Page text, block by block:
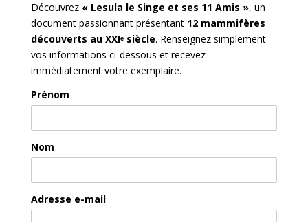
Découvrez « Lesula le Singe et ses 11 Amis », un
document passionnant présentant 12 mammifères
découverts au XXIᵉ siècle. Renseignez simplement
vos informations ci-dessous et recevez
immédiatement votre exemplaire.
Prénom
Nom
Adresse e-mail